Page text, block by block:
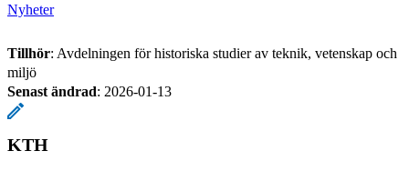
Nyheter
Tillhör: Avdelningen för historiska studier av teknik, vetenskap och
miljö
Senast ändrad: 2026-01-13
KTH